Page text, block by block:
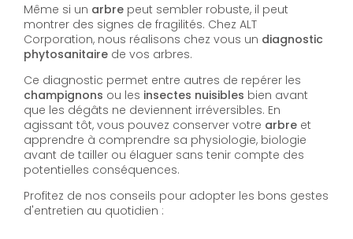
Même si un arbre peut sembler robuste, il peut
montrer des signes de fragilités. Chez ALT
Corporation, nous réalisons chez vous un diagnostic
phytosanitaire de vos arbres.
Ce diagnostic permet entre autres de repérer les
champignons ou les insectes nuisibles bien avant
que les dégâts ne deviennent irréversibles. En
agissant tôt, vous pouvez conserver votre arbre et
apprendre à comprendre sa physiologie, biologie
avant de tailler ou élaguer sans tenir compte des
potentielles conséquences.
Profitez de nos conseils pour adopter les bons gestes
d'entretien au quotidien :